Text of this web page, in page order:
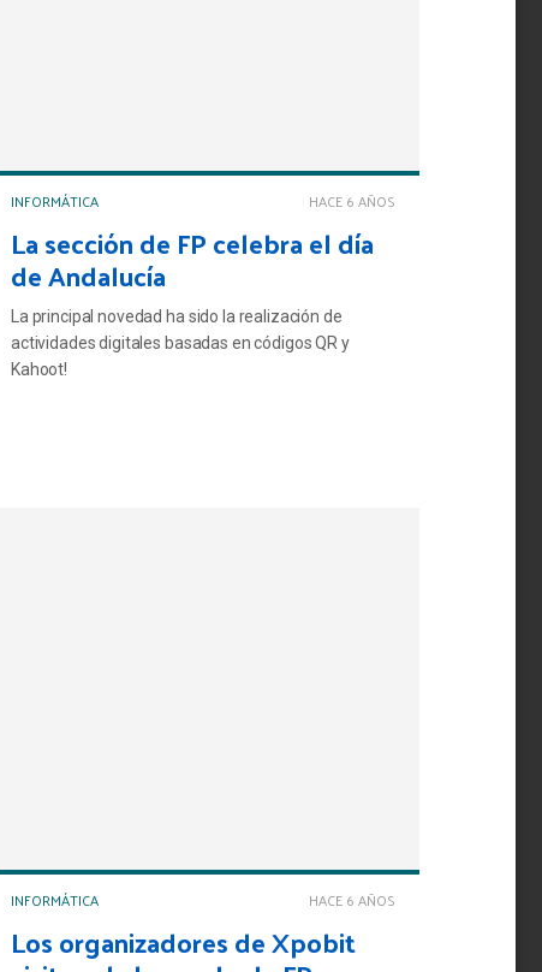
HACE 6 AÑOS
INFORMÁTICA
La sección de FP celebra el día
de Andalucía
La principal novedad ha sido la realización de
actividades digitales basadas en códigos QR y
Kahoot!
HACE 6 AÑOS
INFORMÁTICA
Los organizadores de Xpobit